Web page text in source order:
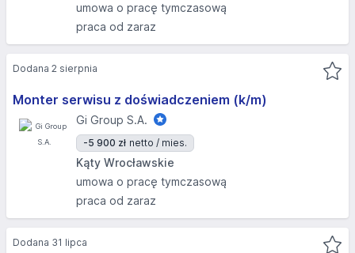
umowa o pracę tymczasową
praca od zaraz
Monter serwisu z doświadczeniem (k/m)
Gi Group S.A.
-5 900 zł netto / mies.
Kąty Wrocławskie
umowa o pracę tymczasową
praca od zaraz
Dodana 2 sierpnia
Dodana 31 lipca